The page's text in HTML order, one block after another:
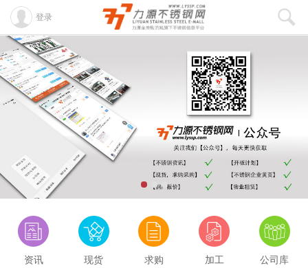
登录
资讯 现货 求购 加工 公司库